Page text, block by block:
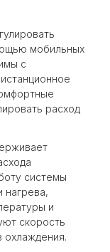
мобильных
с
расход
системы
нагрева,
и
скорость
охлаждения.